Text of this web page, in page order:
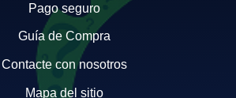
Pago seguro
Guía de Compra
Contacte con nosotros
Mapa del sitio